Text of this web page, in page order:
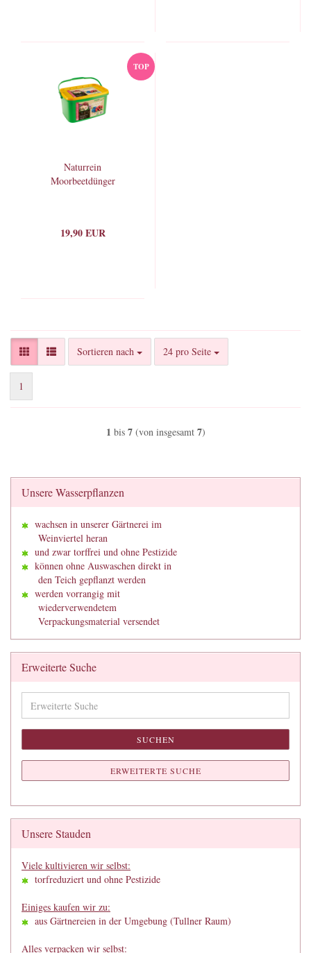
TOP
Naturrein
Moorbeetdünger
19,90 EUR
Sortieren nach
Sortieren nach 24 pro Seite
pro Seite
1
1 bis 7(von insgesamt 7)
Unsere Wasserpflanzen
wachsen in unserer Gärtnerei im
Weinviertel heran
und zwar torffrei und ohne Pestizide
können ohne Auswaschen direkt in
den Teich gepflanzt werden
werden vorrangig mit
wiederverwendetem
Verpackungsmaterial versendet
Erweiterte Suche
Suche
SUCHEN
ERWEITERTE SUCHE
Unsere Stauden
Viele kultivieren wir selbst:
torfreduziert und ohne Pestizide
Einiges kaufen wir zu:
aus Gärtnereien in der Umgebung (Tullner Raum)
Alles verpacken wir selbst: